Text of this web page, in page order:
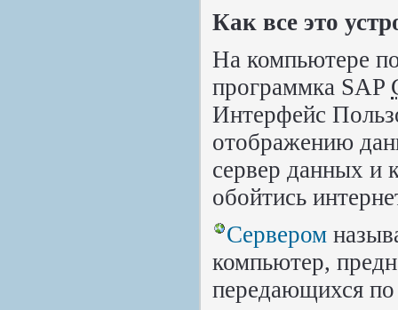
Как все это
На компьютере
программка SAP
Интерфейс
отображению
сервер данных и
обойтись
Сервером
компьютер,
передающихся по